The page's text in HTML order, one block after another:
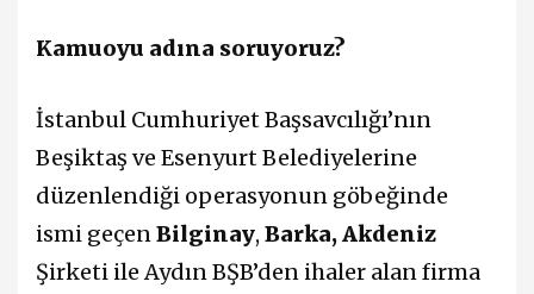
Kamuoyu adına soruyoruz?
İstanbul Cumhuriyet Başsavcılığı’nın
Beşiktaş ve Esenyurt Belediyelerine
düzenlendiği operasyonun göbeğinde
ismi geçenBilginay, Barka, Akdeniz
Şirketi ile Aydın BŞB’den ihaler alan firma